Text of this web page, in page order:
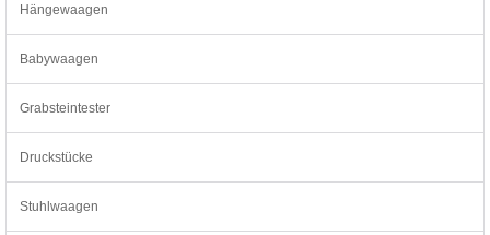
Hängewaagen
Babywaagen
Grabsteintester
Druckstücke
Stuhlwaagen